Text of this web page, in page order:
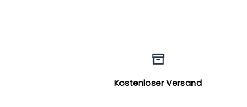
Kostenloser Versand